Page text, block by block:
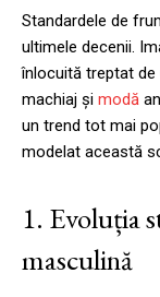
Standardele de
ultimele decenii.
înlocuită treptat de
machiaj și modă
un trend tot mai
modelat această
1. Evoluția
masculină